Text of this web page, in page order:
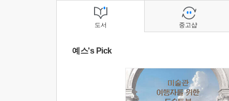
도서
예스's Pick
중고샵